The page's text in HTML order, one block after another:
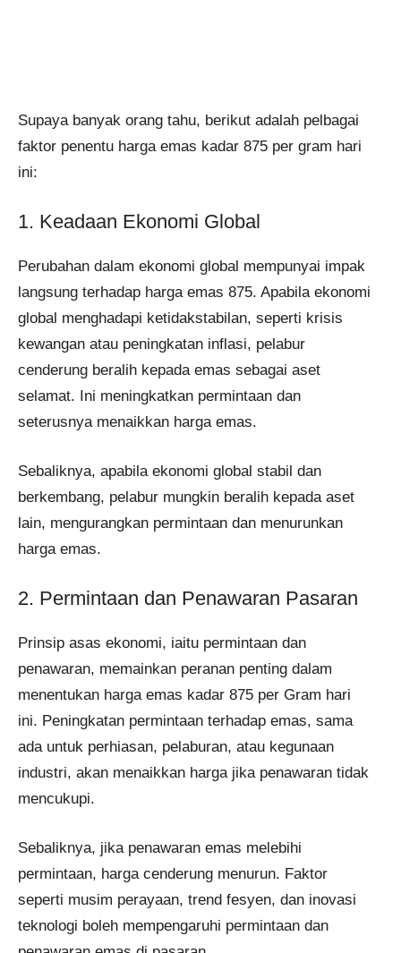
Supaya banyak orang tahu, berikut adalah pelbagai
faktor penentu harga emas kadar 875 per gram hari
ini:
1. Keadaan Ekonomi Global
Perubahan dalam ekonomi global mempunyai impak
langsung terhadap harga emas 875. Apabila ekonomi
global menghadapi ketidakstabilan, seperti krisis
kewangan atau peningkatan inflasi, pelabur
cenderung beralih kepada emas sebagai aset
selamat. Ini meningkatkan permintaan dan
seterusnya menaikkan harga emas.
Sebaliknya, apabila ekonomi global stabil dan
berkembang, pelabur mungkin beralih kepada aset
lain, mengurangkan permintaan dan menurunkan
harga emas.
2. Permintaan dan Penawaran Pasaran
Prinsip asas ekonomi, iaitu permintaan dan
penawaran, memainkan peranan penting dalam
menentukan harga emas kadar 875 per Gram hari
ini. Peningkatan permintaan terhadap emas, sama
ada untuk perhiasan, pelaburan, atau kegunaan
industri, akan menaikkan harga jika penawaran tidak
mencukupi.
Sebaliknya, jika penawaran emas melebihi
permintaan, harga cenderung menurun. Faktor
seperti musim perayaan, trend fesyen, dan inovasi
teknologi boleh mempengaruhi permintaan dan